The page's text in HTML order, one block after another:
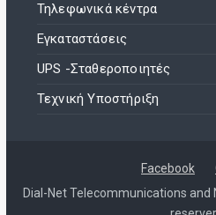
Τηλεφωνικά κέντρα
Εγκαταστάσεις
UPS -Σταθεροποιητές
Τεχνική Υποστήριξη
Facebook
Dial-Net Telecommunications